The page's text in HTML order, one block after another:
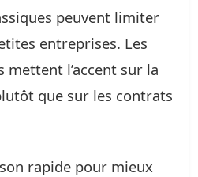
peuvent limiter
entreprises. Les
l’accent sur la
que sur les contrats
rapide pour mieux